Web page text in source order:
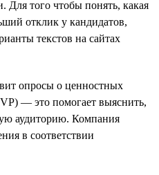
Для того чтобы понять, какая
отклик у кандидатов,
текстов на сайтах
опросы о ценностных
— это помогает выяснить,
аудиторию. Компания
в соответствии